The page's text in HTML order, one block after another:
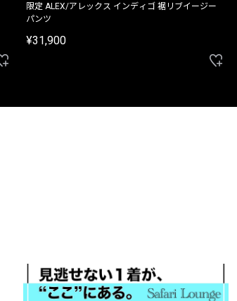
限定 ALEX/アレックス インディゴ 裾リブイージー
パンツ
¥31,900